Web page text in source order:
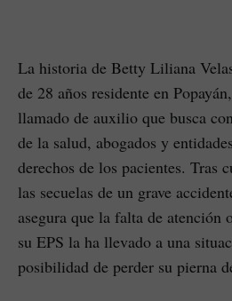
La historia de Betty Liliana
de 28 años residente en
llamado de auxilio que busca
de la salud, abogados y
derechos de los pacientes. Tras
las secuelas de un grave
asegura que la falta de atención
su EPS la ha llevado a una
posibilidad de perder su pierna